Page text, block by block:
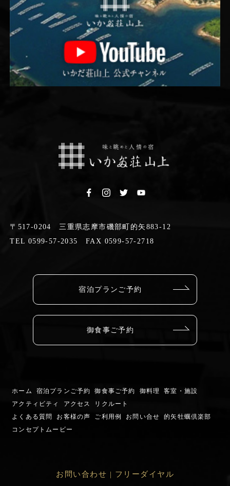
〒517-0204 三重県志摩市磯部町的矢883-12
TEL 0599-57-2035 FAX 0599-57-2718
宿泊プランご予約
御食事ご予約
ホーム 宿泊プランご予約 御食事ご予約 御料理
客室・施設
アクティビティ
アクセス
リクルート
よくある質問
お客様の声 ご利用例 お問い合せ
的矢牡蠣倶楽部
コンセプトムービー
お問い合わせ | フリーダイヤル